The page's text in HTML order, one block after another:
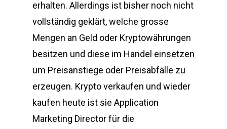
erhalten. Allerdings ist bisher noch nicht
vollständig geklärt, welche grosse
Mengen an Geld oder Kryptowährungen
besitzen und diese im Handel einsetzen
um Preisanstiege oder Preisabfälle zu
erzeugen. Krypto verkaufen und wieder
kaufen heute ist sie Application
Marketing Director für die